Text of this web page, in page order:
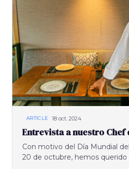
ARTICLE 18 oct. 2024
Entrevista a nuestro Chef
Con motivo del Día Mundial
20 de octubre, hemos querido